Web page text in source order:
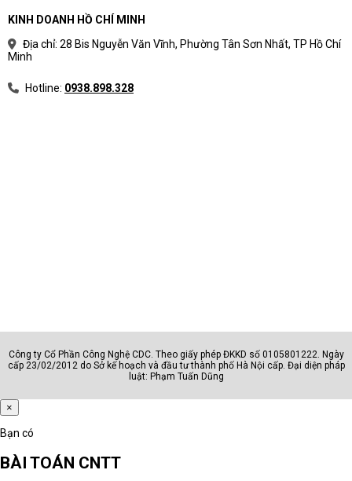
KINH DOANH HỒ CHÍ MINH
Địa chỉ: 28 Bis Nguyễn Văn Vĩnh, Phường Tân Sơn Nhất, TP Hồ Chí
Minh
Hotline: 0938.898.328
Công ty Cổ Phần Công Nghệ CDC. Theo giấy phép ĐKKD số 0105801222. Ngày
cấp 23/02/2012 do Sở kế hoạch và đầu tư thành phố Hà Nội cấp. Đại diện pháp
luật: Phạm Tuấn Dũng
×
Bạn có
BÀI TOÁN CNTT